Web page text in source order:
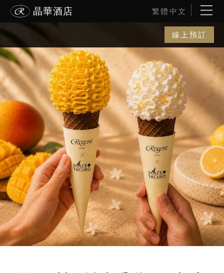
繁體中文
晶華酒店
線上預訂
最新消息
酒店簡介
客房介紹
佳餚美饌
婚宴會議
舒體健身
ENGLISH
简体中文
日本語
한국어
關
波士頓
雅加達
富國島
黑山港
關
線上預訂 電話訂房
入住日期 退房日期
兒童
促銷方案代碼
修改或取消預訂或行程
晶華美食到你家
線上訂房
線上訂位
線上旅展
晶華會
沐蘭 SPA
關